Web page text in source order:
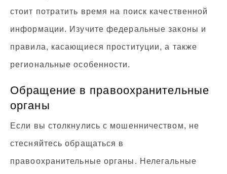
стоит потратить время на поиск качественной
информации. Изучите федеральные законы и
правила, касающиеся проституции, а также
региональные особенности.
Обращение в правоохранительные
органы
Если вы столкнулись с мошенничеством, не
стесняйтесь обращаться в
правоохранительные органы. Нелегальные